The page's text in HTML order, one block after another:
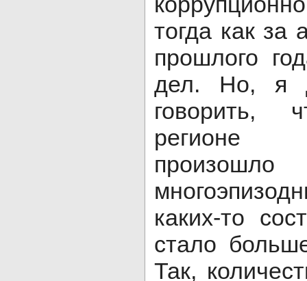
тогда как за
прошлого
дел. Но, я
говорить,
регионе
каких-то
стало
Так,